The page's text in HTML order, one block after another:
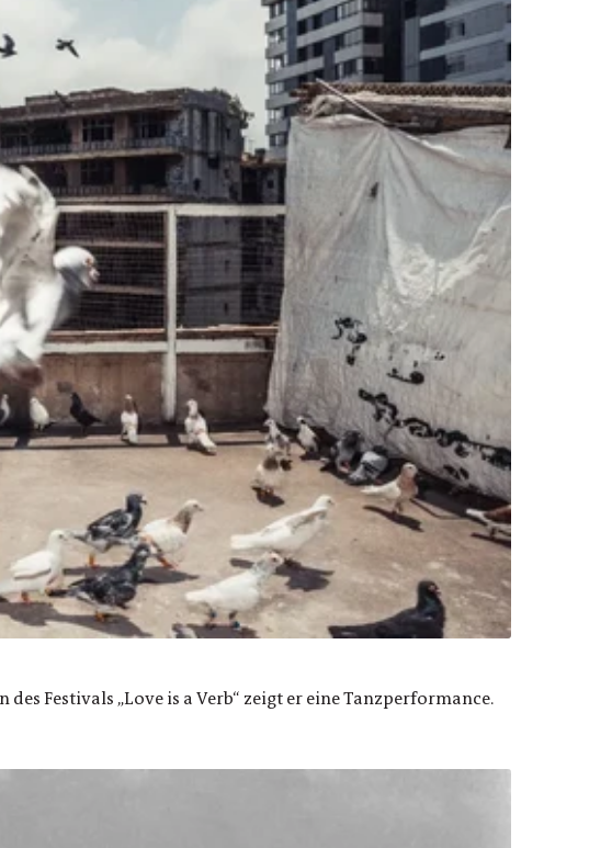
Festivals „Love is a Verb“ zeigt er eine Tanzperformance.